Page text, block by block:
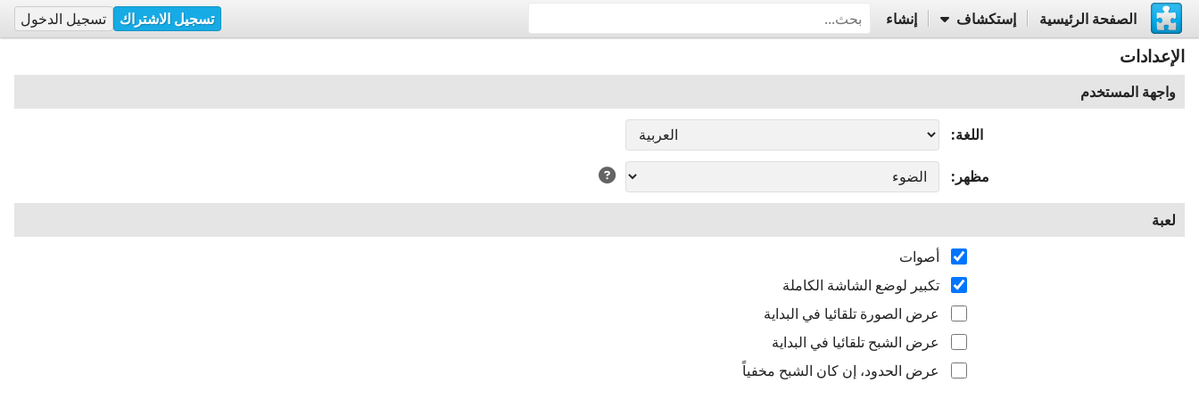
الصفحة الرئيسية إستكشاف إنشاء تسجيل الاشتراك تسجيل الدخول
الإعدادات
واجهة المستخدم
اللغة
مظهر
لعبة
أصوات
تكبير لوضع الشاشة الكاملة
عرض الصورة تلقائيا في البداية
عرض الشبح تلقائيا في البداية
عرض الحدود، إن كان الشبح مخفياً